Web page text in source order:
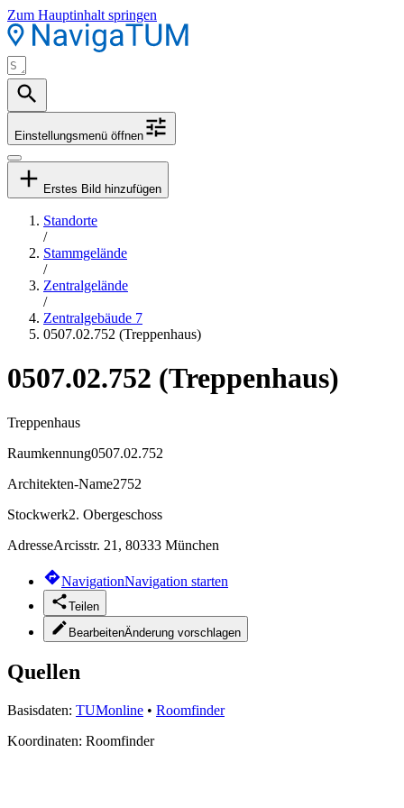
Zum Hauptinhalt springen
Einstellungsmenü öffnen
Erstes Bild hinzufügen
Standorte
/
Stammgelände
/
Zentralgelände
/
Zentralgebäude 7
0507.02.752 (Treppenhaus)
0507.02.752 (Treppenhaus)
Treppenhaus
Raumkennung0507.02.752
Architekten-Name2752
Stockwerk2. Obergeschoss
AdresseArcisstr. 21, 80333 München
NavigationNavigation starten
Teilen
BearbeitenÄnderung vorschlagen
Quellen
Basisdaten: TUMonline • Roomfinder
Koordinaten: Roomfinder